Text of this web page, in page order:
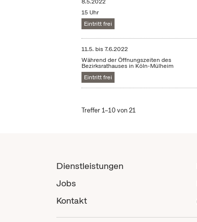
15 Uhr
Eintritt frei
11.5. bis7.6.2022
Während der Öffnungszeiten des
Bezirksrathauses in Köln-Mülheim
Eintritt frei
Treffer 1–10 von 21
Dienstleistungen
Jobs
Kontakt